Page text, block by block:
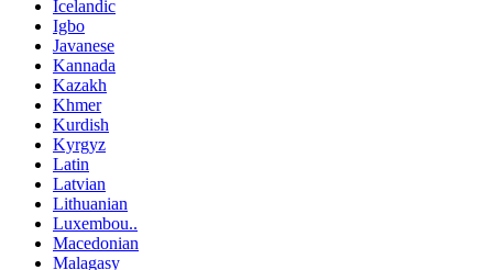
Icelandic
Igbo
Javanese
Kannada
Kazakh
Khmer
Kurdish
Kyrgyz
Latin
Latvian
Lithuanian
Luxembou..
Macedonian
Malagasy